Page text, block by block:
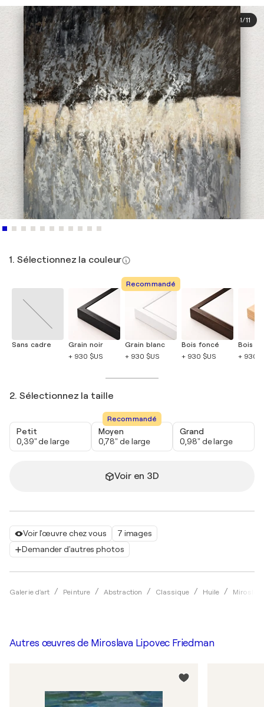
Voir l'œuvre chez vous
7 images
Demander d'autres photos
Galerie d'art Peinture Abstraction Classique Huile
1/11
1. Sélectionnez la couleur
Sans cadre
Grain noir
+ 930 $US
Recommandé
Grain blanc
+ 930 $US
Bois foncé
+ 930 $US
Bois
+ 930
2. Sélectionnez la taille
Petit
0,39" de large
Recommandé
Moyen
0,78" de large
Grand
0,98" de large
Voir en 3D
Autres œuvres de Miroslava Lipovec Friedman